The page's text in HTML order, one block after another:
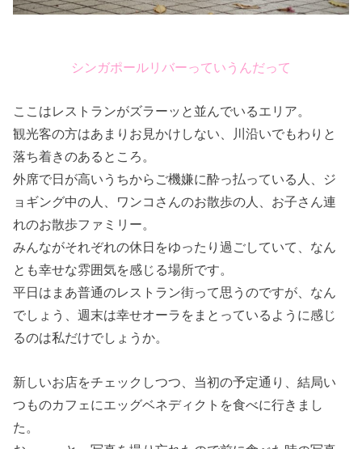
シンガポールリバーっていうんだって
ここはレストランがズラーッと並んでいるエリア。
観光客の方はあまりお見かけしない、川沿いでもわりと
落ち着きのあるところ。
外席で日が高いうちからご機嫌に酔っ払っている人、ジ
ョギング中の人、ワンコさんのお散歩の人、お子さん連
れのお散歩ファミリー。
みんながそれぞれの休日をゆったり過ごしていて、なん
とも幸せな雰囲気を感じる場所です。
平日はまあ普通のレストラン街って思うのですが、なん
でしょう、週末は幸せオーラをまとっているように感じ
るのは私だけでしょうか。
新しいお店をチェックしつつ、当初の予定通り、結局い
つものカフェにエッグベネディクトを食べに行きまし
た。